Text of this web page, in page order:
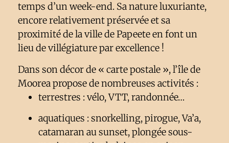
temps d’un week-end. Sa nature luxuriante,
encore relativement préservée et sa
proximité de la ville de Papeete en font un
lieu de villégiature par excellence !
Dans son décor de « carte postale », l’île de
Moorea propose de nombreuses activités :
terrestres : vélo, VTT, randonnée…
aquatiques : snorkelling, pirogue, Va’a,
catamaran au sunset, plongée sous-